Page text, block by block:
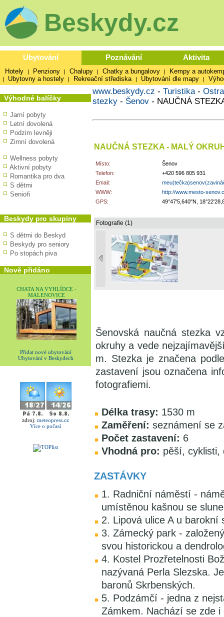
Beskydy.cz
Ubytování Poznávání Aktivita
Hotely | Penziony | Chalupy | Chatky a bungalovy | Kempy a
| Ubytovny a hostely | Rekreační střediska | Ubytování dle mapy |
Výhodné balíčky
Jarní pobyty
Letní dovolená
Podzim levněji
Zimní dovolená
Wellness pobyty
Aktivní pobyty
Romantika pro dva
S dětmi
Senioři
Beskydy pro skupiny
S dětmi do Beskyd
Beskydy pro seniory
Po stopách piva
Nově přidáno
CHATA NA VYHLÍDCE -
MALENOVICE
Přidat nové ubytování
Ubytování v Beskydech
zdroj: meteopress.cz
Více o počasí
www.beskydy.cz - Turistika-
stezky - Šenov - NAUČNÁ
NAUČNÁ STEZKA - MALÝ
Místo:
Šenov
Telefon:
+420 596 805 931
Email:
WWW:
http://www.mesto-
GPS:
49°47'5,640"N,
Fotografie (1)
Šenovská naučná stezka
okruhy a vede
m. Stezka je značena
zastavení jsou označena
fotografiemi.
Délka trasy: 1530 m
Zaměření: seznámení se
Počet zastavení: 6
Vhodná pro: pěší, cyklisti,
ZASTÁVKY
1. Radniční náměstí -
umístěnou kašnou se
2. Lipová ulice A u barokní
3. Zámecký park -
svou historickou a
4. Kostel Prozřetelnosti
nazývaná Perla Slezska.
baronů Skrbenských.
5. Podzámčí - jedna z
Zámkem. Nachází se zde